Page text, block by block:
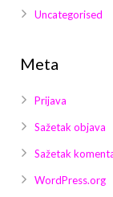
Uncategorised
Meta
Prijava
Sažetak objava
Sažetak
WordPress.org